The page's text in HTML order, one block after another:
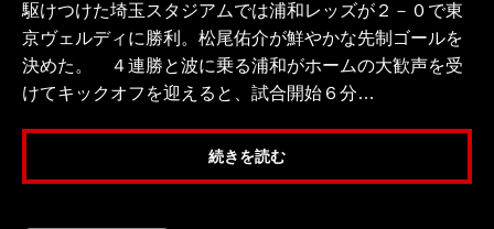
駆けつけた埼玉スタジアムでは浦和レッズが２－０で東
京ヴェルディに勝利。松尾佑介が鮮やかな先制ゴールを
決めた。 ４連勝と波に乗る浦和がホームの大歓声を受
けてキックオフを迎えると、試合開始６分…
続きを読む